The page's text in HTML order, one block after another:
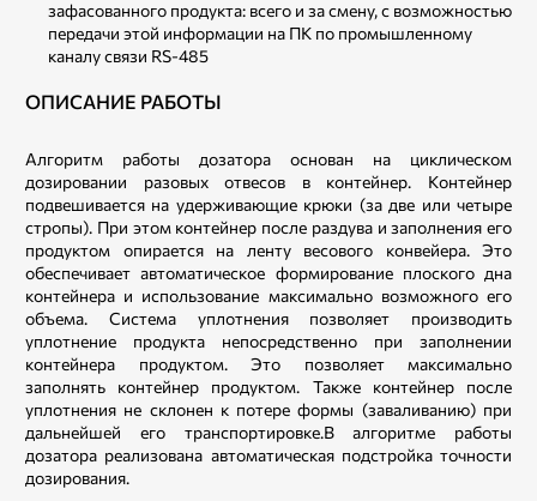
зафасованного продукта: всего и за смену, с возможностью
передачи этой информации на ПК по промышленному
каналу связи RS-485
ОПИСАНИЕ РАБОТЫ
Алгоритм работы дозатора основан на циклическом
дозировании разовых отвесов в контейнер. Контейнер
подвешивается на удерживающие крюки (за две или четыре
стропы). При этом контейнер после раздува и заполнения его
продуктом опирается на ленту весового конвейера. Это
обеспечивает автоматическое формирование плоского дна
контейнера и использование максимально возможного его
объема. Система уплотнения позволяет производить
уплотнение продукта непосредственно при заполнении
контейнера продуктом. Это позволяет максимально
заполнять контейнер продуктом. Также контейнер после
уплотнения не склонен к потере формы (заваливанию) при
дальнейшей его транспортировке.В алгоритме работы
дозатора реализована автоматическая подстройка точности
дозирования.